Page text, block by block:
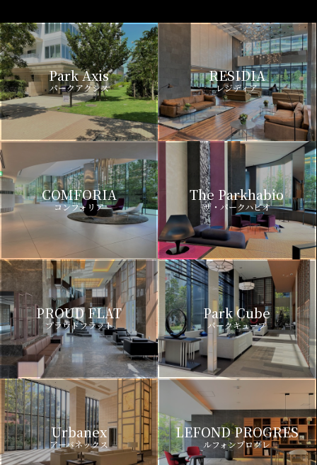
Park Axis
パークアクシス
RESIDIA
レジディア
COMFORIA
コンフォリア
The Parkhabio
ザ・パークハビオ
PROUD FLAT
プラウドフラット
Park Cube
パークキューブ
Urbanex
アーバネックス
LEFOND PROGRES
ルフォンプログレ